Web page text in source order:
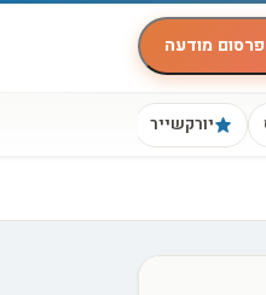
פרסום מודעה
יורקשייר